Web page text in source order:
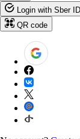
Login with Sber ID
QR code